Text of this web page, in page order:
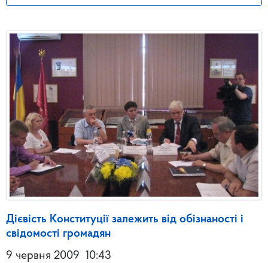
Дієвість Конституції залежить від обізнаності і
свідомості громадян
9 червня 2009
10:43